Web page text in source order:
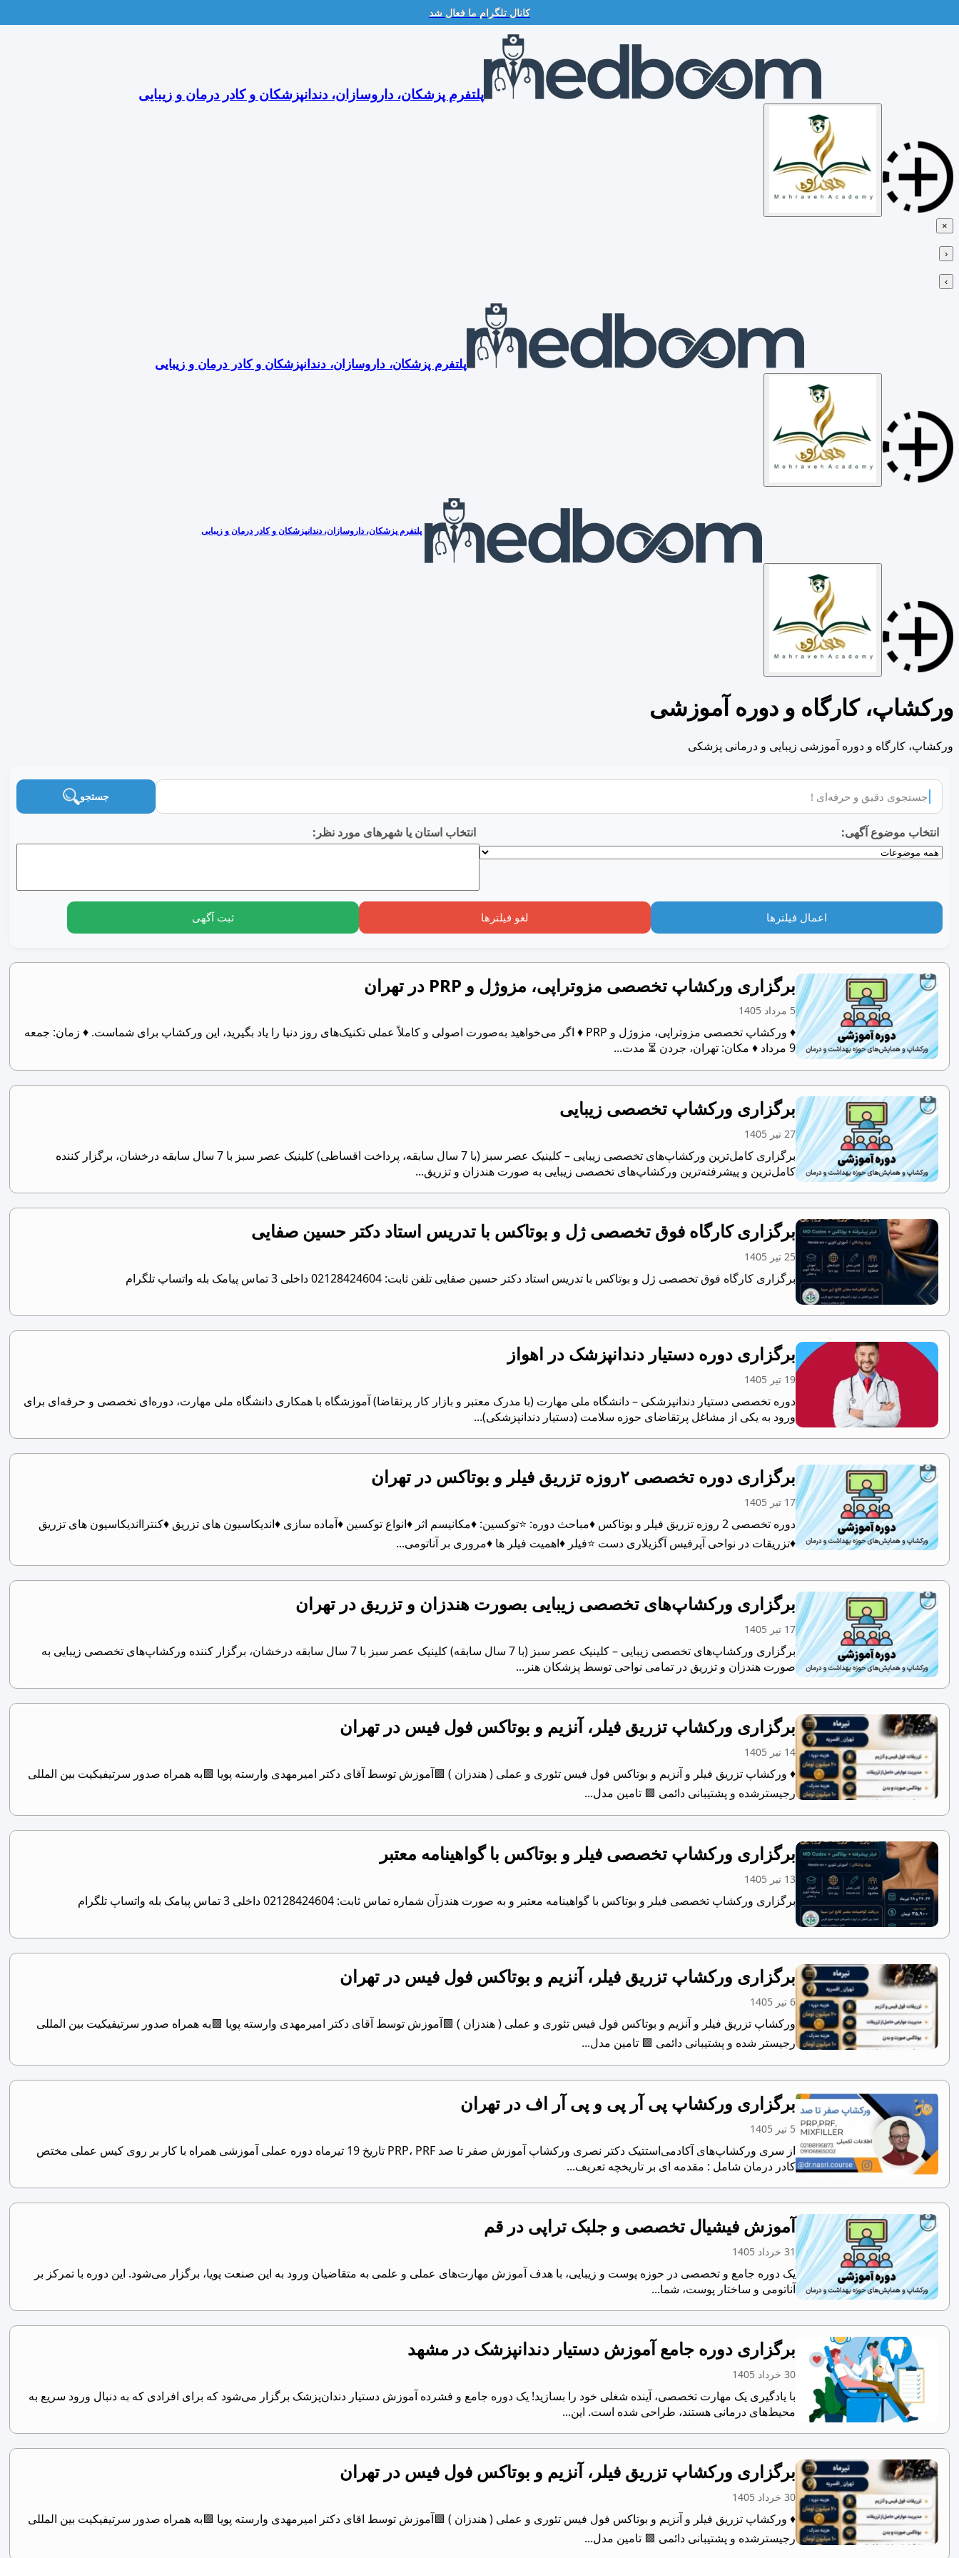
کانال تلگرام ما فعال شد
Skip
پلتفرم پزشکان، داروسازان، دندانپزشکان و کادر درمان و زیبایی
×
‹
›
پلتفرم پزشکان، داروسازان، دندانپزشکان و کادر درمان و زیبایی
پلتفرم پزشکان، داروسازان، دندانپزشکان و کادر درمان و زیبایی
ورکشاپ، کارگاه و دوره آموزشی
ورکشاپ، کارگاه و دوره آموزشی زیبایی و درمانی پزشکی
جستجو
انتخاب موضوع آگهی: انتخاب استان یا شهرهای مورد نظر:
اعمال فیلترها لغو فیلترها ثبت آگهی
برگزاری ورکشاپ تخصصی مزوتراپی، مزوژل و PRP در تهران
5 مرداد 1405
♦ ورکشاپ تخصصی مزوتراپی، مزوژل و PRP ♦ اگر می‌خواهید به‌صورت اصولی و کاملاً عملی تکنیک‌های روز دنیا را یاد بگیرید، این ورکشاپ برای شماست. ♦ زمان: جمعه
9 مرداد ♦ مکان: تهران، جردن ⏳ مدت...
برگزاری ورکشاپ تخصصی زیبایی
27 تیر 1405
برگزاری کامل‌ترین ورکشاپ‌های تخصصی زیبایی – کلینیک عصر سبز (با 7 سال سابقه، پرداخت اقساطی) کلینیک عصر سبز با 7 سال سابقه درخشان، برگزار کننده
کامل‌ترین و پیشرفته‌ترین ورکشاپ‌های تخصصی زیبایی به صورت هندزان و تزریق...
برگزاری کارگاه فوق تخصصی ژل و بوتاکس با تدریس استاد دکتر حسین صفایی
25 تیر 1405
برگزاری کارگاه فوق تخصصی ژل و بوتاکس با تدریس استاد دکتر حسین صفایی تلفن ثابت: 02128424604 داخلی 3 تماس پیامک بله واتساپ تلگرام
برگزاری دوره دستیار دندانپزشک در اهواز
19 تیر 1405
دوره تخصصی دستیار دندانپزشکی – دانشگاه ملی مهارت (با مدرک معتبر و بازار کار پرتقاضا) آموزشگاه با همکاری دانشگاه ملی مهارت، دوره‌ای تخصصی و حرفه‌ای برای
ورود به یکی از مشاغل پرتقاضای حوزه سلامت (دستیار دندانپزشکی)...
برگزاری دوره تخصصی ۲روزه تزریق فیلر و بوتاکس در تهران
17 تیر 1405
دوره تخصصی 2 روزه تزریق فیلر و بوتاکس ♦️مباحث دوره: ⭐️توکسین: ♦مکانیسم اثر ♦انواع توکسین ♦آماده سازی ♦اندیکاسیون های تزریق ♦کنترااندیکاسیون های تزریق
♦تزریقات در نواحی آپرفیس آگزیلاری دست ⭐️فیلر ♦اهمیت فیلر ها ♦مروری بر آناتومی...
برگزاری ورکشاپ‌های تخصصی زیبایی بصورت هندزان و تزریق در تهران
17 تیر 1405
برگزاری ورکشاپ‌های تخصصی زیبایی – کلینیک عصر سبز (با 7 سال سابقه) کلینیک عصر سبز با 7 سال سابقه درخشان، برگزار کننده ورکشاپ‌های تخصصی زیبایی به
صورت هندزان و تزریق در تمامی نواحی توسط پزشکان هنر...
برگزاری ورکشاپ تزریق فیلر، آنزیم و بوتاکس فول فیس در تهران
14 تیر 1405
♦ ورکشاپ تزریق فیلر و آنزیم و بوتاکس فول فیس ‎تئوری و عملی ( هندزان ) 🟩آموزش توسط آقای دکتر امیرمهدی وارسته پویا 🟩به همراه صدور سرتیفیکیت بین المللی
رجیسترشده و پشتیبانی دائمی ‎🟩 تامین مدل...
برگزاری ورکشاپ تخصصی فیلر و بوتاکس با گواهینامه معتبر
13 تیر 1405
برگزاری ورکشاپ تخصصی فیلر و بوتاکس با گواهینامه معتبر و به صورت هندزآن شماره تماس ثابت: 02128424604 داخلی 3 تماس پیامک بله واتساپ تلگرام
برگزاری ورکشاپ تزریق فیلر، آنزیم و بوتاکس فول فیس در تهران
6 تیر 1405
ورکشاپ تزریق فیلر و آنزیم و بوتاکس فول فیس ‎تئوری و عملی ( هندزان ) 🟩آموزش توسط آقای دکتر امیرمهدی وارسته پویا 🟩به همراه صدور سرتیفیکیت بین المللی
رجیستر شده و پشتیبانی دائمی ‎🟩 تامین مدل...
برگزاری ورکشاپ پی آر پی و پی آر اف در تهران
5 تیر 1405
از سری ورکشاپ‌های آکادمی‌استتیک دکتر نصری ورکشاپ آموزش صفر تا صد PRP، PRF تاریخ 19 تیرماه دوره عملی آموزشی همراه با کار بر روی کیس عملی مختص
کادر درمان شامل : مقدمه ای بر تاریخچه تعریف...
آموزش فیشیال تخصصی و جلبک تراپی در قم
31 خرداد 1405
یک دوره جامع و تخصصی در حوزه پوست و زیبایی، با هدف آموزش مهارت‌های عملی و علمی به متقاضیان ورود به این صنعت پویا، برگزار می‌شود. این دوره با تمرکز بر
آناتومی و ساختار پوست، شما...
برگزاری دوره جامع آموزش دستیار دندانپزشک در مشهد
30 خرداد 1405
با یادگیری یک مهارت تخصصی، آینده شغلی خود را بسازید! یک دوره جامع و فشرده آموزش دستیار دندان‌پزشک برگزار می‌شود که برای افرادی که به دنبال ورود سریع به
محیط‌های درمانی هستند، طراحی شده است. این...
برگزاری ورکشاپ تزریق فیلر، آنزیم و بوتاکس فول فیس در تهران
30 خرداد 1405
♦ ورکشاپ تزریق فیلر و آنزیم و بوتاکس فول فیس ‎تئوری و عملی ( هندزان ) 🟩آموزش توسط اقای دکتر امیرمهدی وارسته پویا 🟩به همراه صدور سرتیفیکیت بین المللی
رجیسترشده و پشتیبانی دائمی ‎🟩 تامین مدل...